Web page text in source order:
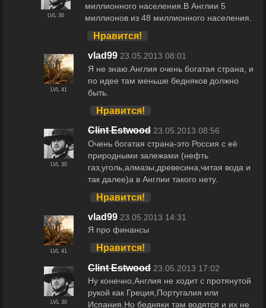
LVL 30
миллионного населения.В Англии 5
миллионов из 48 миллионного населения.
Нравится!
LVL 41
vlad99 23.05.2013 08:01
Я не знаю.Англия очень богатая страна, и
по идее там меньше бедняков должно
быть.
Нравится!
LVL 30
Clint Estwood 23.05.2013 08:56
Очень богатая страна-это Россия с её
природными залежами (нефть
газ,уголь,алмазы,древесина,читая вода и
так далее)а в Англии такого нету.
Нравится!
LVL 41
vlad99 23.05.2013 14:31
Я про финансы
Нравится!
LVL 30
Clint Estwood 23.05.2013 17:02
Ну конечно,Англия не ходит с протянутой
рукой как Греция,Португалия или
Испания.Но бедняки там водятся и их не